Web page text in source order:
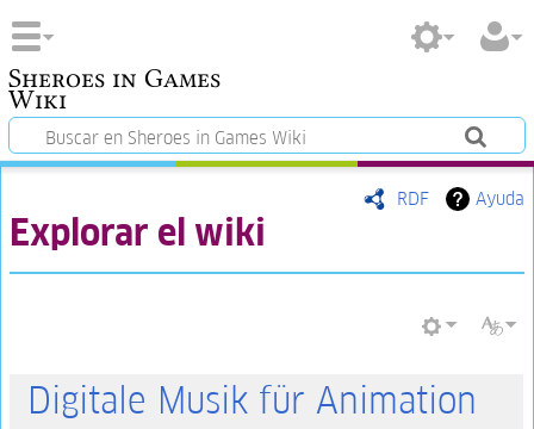
Sheroes in Games
Wiki
RDF Ayuda
Explorar el wiki
Digitale Musik für Animation